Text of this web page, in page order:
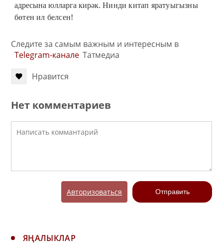
адресына юлларга кирәк. Нинди китап яратуыгызны
бөтен ил белсен!
Следите за самым важным и интересным в
Telegram-канале Татмедиа
Нравится
Нет комментариев
Авторизоваться Отправить
ЯҢАЛЫКЛАР